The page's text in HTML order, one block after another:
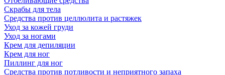
Скрабы для тела
Средства против целлюлита и растяжек
Уход за кожей груди
Уход за ногами
Крем для депиляции
Крем для ног
Пиллинг для ног
Средства против потливости и неприятного запаха